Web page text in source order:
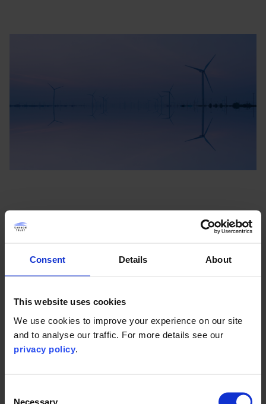
Consent Details About
This website uses cookies
We use cookies to improve your experience on our site
and to analyse our traffic. For more details see our
privacy policy
Necessary
虽然截止2020年初广东省的海上风电累计装机容量不到
1GW，但广东省在海上风电领域设立了非常有雄心的目
繁荣基金能源与低碳经济项目第一轮支持的重点课题，本项
省海上风发展提供建议和支持，深度了解广东省的雄心壮志
碳信托将联合广东省电力设计研究院（GEDI）和水电水利
规划设计总院（CREEI），与地方政府紧密合作，期待项目